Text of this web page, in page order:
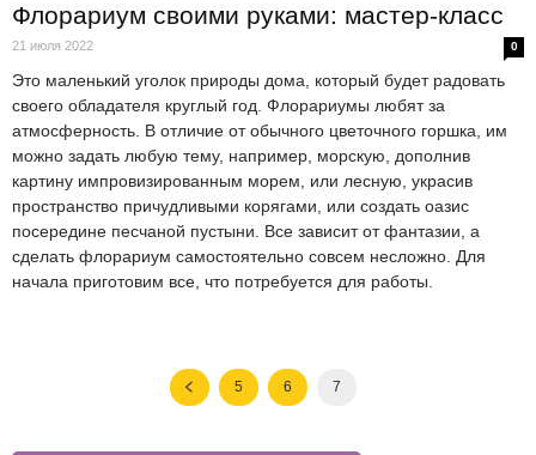
Флорариум своими руками: мастер-класс
21 июля 2022 0
Это маленький уголок природы дома, который будет радовать
своего обладателя круглый год. Флорариумы любят за
атмосферность. В отличие от обычного цветочного горшка, им
можно задать любую тему, например, морскую, дополнив
картину импровизированным морем, или лесную, украсив
пространство причудливыми корягами, или создать оазис
посередине песчаной пустыни. Все зависит от фантазии, а
сделать флорариум самостоятельно совсем несложно. Для
начала приготовим все, что потребуется для работы.
5 6 7